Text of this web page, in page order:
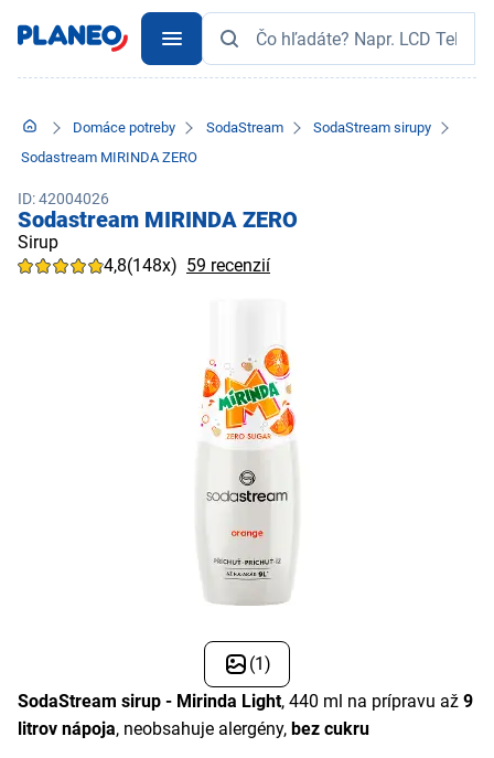
Domáce potreby SodaStream
SodaStream sirupy
Sodastream MIRINDA ZERO
ID: 42004026
Sodastream MIRINDA ZERO
Sirup
4,8(148x) 59 recenzií
(1)
SodaStream sirup - Mirinda Light, 440 ml na prípravu až 9
litrov nápoja, neobsahuje alergény, bez cukru